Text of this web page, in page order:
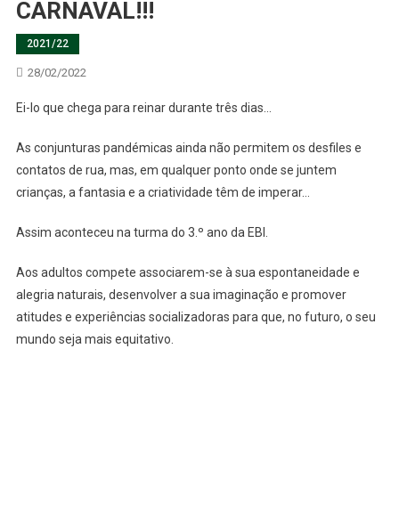
CARNAVAL!!!
2021/22
28/02/2022
Ei-lo que chega para reinar durante três dias…
As conjunturas pandémicas ainda não permitem os desfiles e
contatos de rua, mas, em qualquer ponto onde se juntem
crianças, a fantasia e a criatividade têm de imperar…
Assim aconteceu na turma do 3.º ano da EBI.
Aos adultos compete associarem-se à sua espontaneidade e
alegria naturais, desenvolver a sua imaginação e promover
atitudes e experiências socializadoras para que, no futuro, o seu
mundo seja mais equitativo.